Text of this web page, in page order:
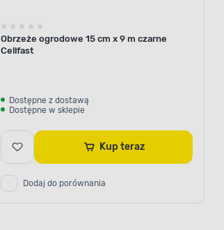
Obrzeże ogrodowe 15 cm x 9 m czarne
Cellfast
Dostępne z dostawą
Dostępne w sklepie
Kup teraz
Dodaj do porównania